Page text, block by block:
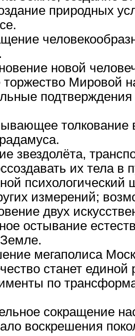
природных
новой
торжество Мировой
звездолёта,
их тела в
психологический
измерений;
двух
остывание
мегаполиса
станет единой
по
сокращение
воскрешения